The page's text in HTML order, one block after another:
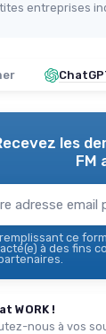
entreprises
les
FM
ce
à des fins
WORK !
nous à vos